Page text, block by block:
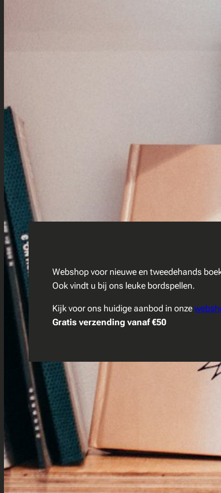
Webshop voor nieuwe en tweedehands
Ook vindt u bij ons leuke bordspellen.
Kijk voor ons huidige aanbod in onze
Gratis verzending vanaf €50